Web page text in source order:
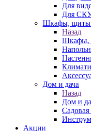
Для
Для
Шкафы, щиты
Назад
Шкафы,
Дом и дача
Назад
Дом и
Садовая
Акции